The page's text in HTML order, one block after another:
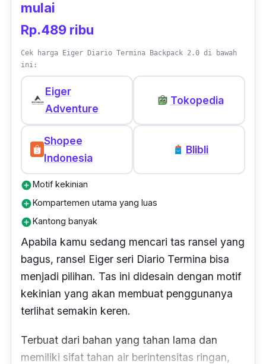
Coat, tas ini tahan lama dan dapat
menghadapi segala cuaca. Tas Eiger terbaik
sangat berguna, termasuk saku depan
dengan gantungan kunci, kompartemen
utama yang luas dengan ritsleting yang dapat
dikunci, lubang eyelet untuk tempat kunci
gembok, pita kait, saku bagian dalam untuk
barang bawaan kecil, dan tali gendong yang
dapat dilepas pasang.
mulai
Rp.489 ribu
Cek harga Eiger Diario Termina Backpack 2.0 di bawah
ini:
Eiger
Adventure
Tokopedia
Shopee
Indonesia
Blibli
add_circleMotif kekinian
add_circleKompartemen utama yang luas
add_circleKantong banyak
Apabila kamu sedang mencari tas ransel yang
bagus, ransel Eiger seri Diario Termina bisa
menjadi pilihan. Tas ini didesain dengan motif
kekinian yang akan membuat penggunanya
terlihat semakin keren.
Terbuat dari bahan yang tahan lama dan
memiliki sifat tahan air berintensitas ringan,